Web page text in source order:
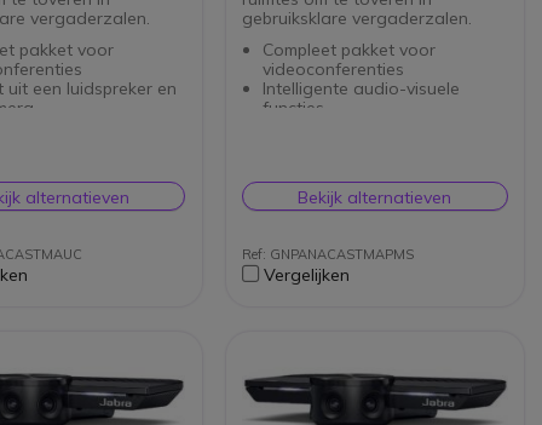
vergaderzalen.
pakket voor
uit een luidspreker en
Communications)
draagtas voor
transport
alternatieven
gebruiksklare vergaderzalen.
Compleet pakket voor
videoconferenties
Intelligente audio-visuele
functies
Inclusief tafelstandaard:
optimale kijkhoek
Bekijk alternatieven
Ref: GNPANACASTMAPMS
Vergelijken